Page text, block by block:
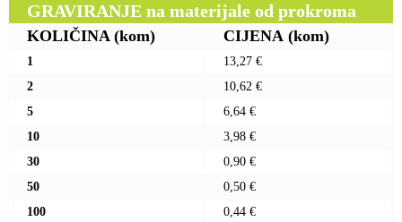
GRAVIRANJE na materijale od prokroma
KOLIČINA (kom) CIJENA (kom)
1
13,27 €
2
10,62 €
5
6,64 €
10
3,98 €
30
0,90 €
50
0,50 €
100
0,44 €